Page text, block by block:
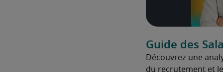
Guide des
Découvrez une
du recrutement et